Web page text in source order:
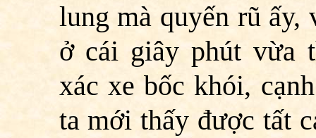
lung mà quyến rũ
ở cái giây phút vừa
xác xe bốc khói,
ta mới thấy được tất